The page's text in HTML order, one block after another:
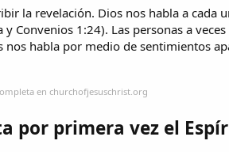
la revelación. Dios nos habla a cada
Convenios 1:24). Las personas a
habla por medio de sentimientos
en churchofjesuschrist.org
por primera vez el